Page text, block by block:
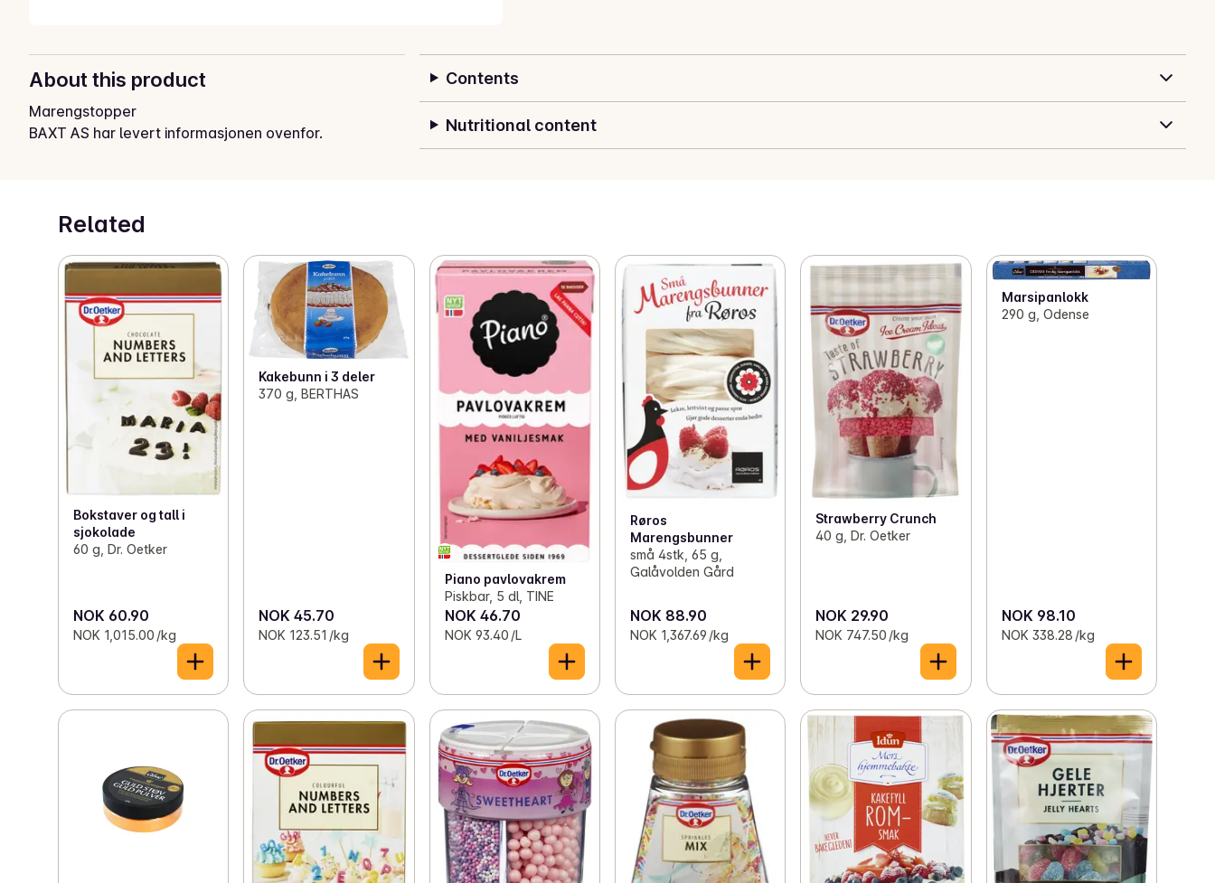
About this product
Marengstopper
BAXT AS har levert informasjonen ovenfor.
Contents
Nutritional content
Related
Bokstaver og tall i
sjokolade
60 g, Dr. Oetker
NOK 60.90
NOK 1,015.00 /kg
Kakebunn i 3 deler
370 g, BERTHAS
NOK 45.70
NOK 123.51 /kg
Piano pavlovakrem
Piskbar, 5 dl, TINE
NOK 46.70
NOK 93.40 /L
Røros
Marengsbunner
små 4stk, 65 g,
Galåvolden Gård
NOK 88.90
NOK 1,367.69 /kg
Strawberry Crunch
40 g, Dr. Oetker
NOK 29.90
NOK 747.50 /kg
Marsipanlokk
290 g, Odense
NOK 98.10
NOK 338.28 /kg